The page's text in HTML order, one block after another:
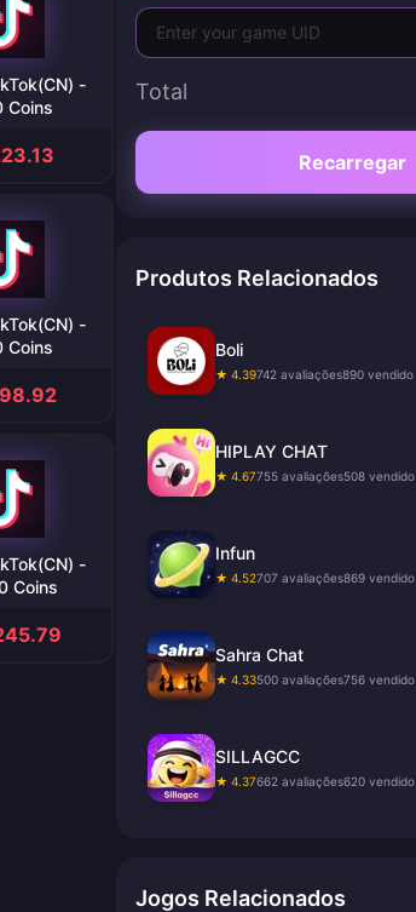
-
Coins
-
Coins
-
Coins
Total
Recarregar
Produtos Relacionados
Boli
★ 4.39742 avaliações890 vendido
HIPLAY CHAT
★ 4.67755 avaliações508 vendido
Infun
★ 4.52707 avaliações869 vendido
Sahra Chat
★ 4.33500 avaliações756 vendido
SILLAGCC
★ 4.37662 avaliações620 vendido
Jogos Relacionados